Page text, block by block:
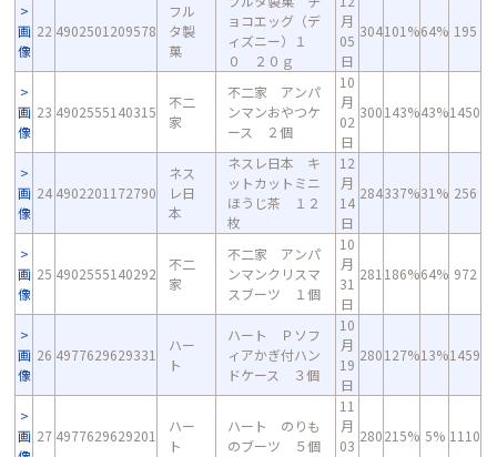
画
像
22 4902501209578
フル
タ製
菓
ョコエッグ（デ
ィズニー）１
０ ２０ｇ
月
05
日
304101%64% 195
画
像
23 4902555140315
不二
家
不二家 アンパ
ンマンおやつケ
ース ２個
10
月
02
日
300143%43%1450
画
像
24 4902201172790
ネス
レ日
本
ネスレ日本 キ
ットカットミニ
ほうじ茶 １２
枚
12
月
14
日
284337%31% 256
画
像
25 4902555140292
不二
家
不二家 アンパ
ンマンクリスマ
スブーツ １個
10
月
31
日
281 186%64% 972
画
像
26 4977629629331
ハー
ト
ハート Ｐソフ
ィアかぎ付ハン
ドケース ３個
10
月
19
日
280127%13%1459
画 27 4977629629201
ハー
ト
ハート のりも
のブーツ ５個
11
月
03
280215% 5% 1110